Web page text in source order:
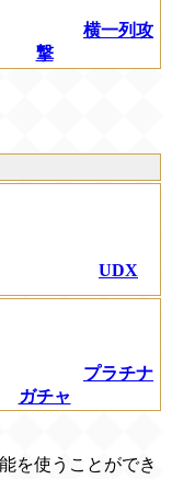
横一列攻
撃
UDX
プラチナ
ガチャ
を使うことができ